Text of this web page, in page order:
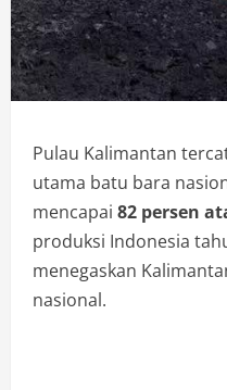
Pulau Kalimantan
utama batu bara
mencapai 82 persen
produksi Indonesia
menegaskan
nasional.